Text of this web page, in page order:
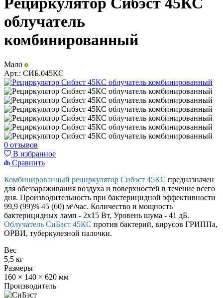
облучатель
комбинированный
Мало
Арт.: СИБ.045КС
0 отзывов
В избранное
Сравнить
Комбинированный рециркулятор Сибэст 45КС предназначен
для обеззараживания воздуха и поверхностей в течение всего
дня. Производительность при бактерицидной эффективности
99,9 (99)% 45 (60) м³/час. Количество и мощность
бактерицидных ламп - 2х15 Вт, Уровень шума - 41 дБ.
Облучатель СиБэст 45КС против бактерий, вирусов ГРИППа,
ОРВИ, туберкулезной палочки.
Вес
5,5 кг
Размеры
160 × 140 × 620 мм
Производитель